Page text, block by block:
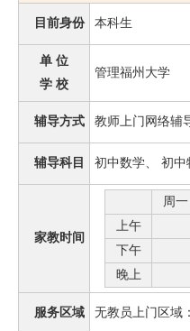
目前身份 本科生
单 位
学 校
管理福州大学
辅导方式 教师上门网络辅
辅导科目 初中数学、 初
家教时间
周一
上午
下午
晚上
服务区域 无教员上门区域